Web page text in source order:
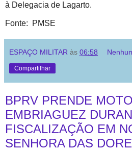
à Delegacia de Lagarto.
Fonte: PMSE
ESPAÇO MILITAR às 06:58
Compartilhar
BPRV PRENDE
EMBRIAGUEZ
FISCALIZAÇÃO EM
SENHORA DAS